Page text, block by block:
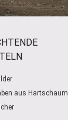
aus Hartschaum